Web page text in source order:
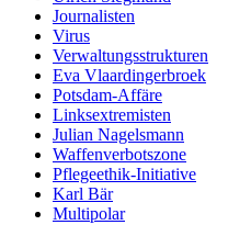
Journalisten
Virus
Verwaltungsstrukturen
Eva Vlaardingerbroek
Potsdam-Affäre
Linksextremisten
Julian Nagelsmann
Waffenverbotszone
Pflegeethik-Initiative
Karl Bär
Multipolar